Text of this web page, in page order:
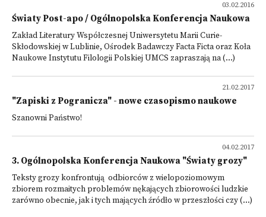
03.02.2016
Światy Post-apo / Ogólnopolska Konferencja Naukowa
Zakład Literatury Współczesnej Uniwersytetu Marii Curie-
Skłodowskiej w Lublinie, Ośrodek Badawczy Facta Ficta oraz Koła
Naukowe Instytutu Filologii Polskiej UMCS zapraszają na (...)
21.02.2017
"Zapiski z Pogranicza" - nowe czasopismo naukowe
Szanowni Państwo!
04.02.2017
3. Ogólnopolska Konferencja Naukowa "Światy grozy"
Teksty grozy konfrontują odbiorców z wielopoziomowym
zbiorem rozmaitych problemów nękających zbiorowości ludzkie
zarówno obecnie, jak i tych mających źródło w przeszłości czy (...)